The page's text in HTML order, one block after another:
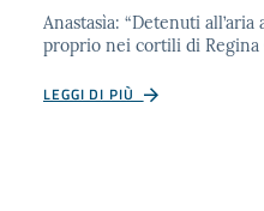
Anastasìa: “Detenuti
proprio nei cortili di Regina
LEGGI DI PIÙ